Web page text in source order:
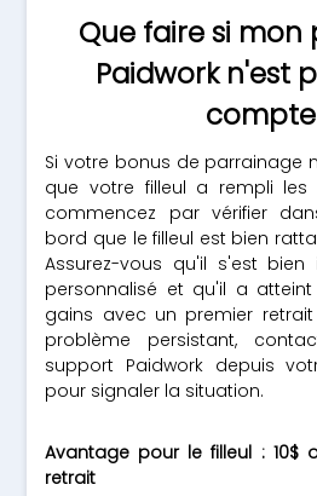
Que faire si
Paidwork n'est
Si votre bonus de parrainage
que votre filleul a rempli les
commencez par vérifier
bord que le filleul est bien
Assurez-vous qu'il s'est
personnalisé et qu'il a
gains avec un premier
problème persistant,
support Paidwork depuis
pour signaler la situation.
Avantage pour le filleul : 10$
retrait